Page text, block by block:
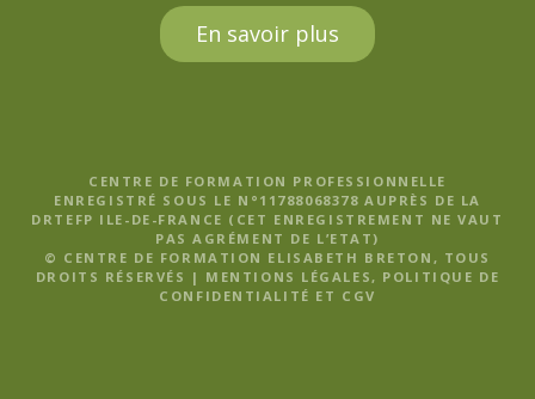
En savoir plus
CENTRE DE FORMATION PROFESSIONNELLE
ENREGISTRÉ SOUS LE N°11788068378 AUPRÈS DE LA
DRTEFP ILE-DE-FRANCE (CET ENREGISTREMENT NE VAUT
PAS AGRÉMENT DE L’ETAT)
© CENTRE DE FORMATION ELISABETH BRETON, TOUS
DROITS RÉSERVÉS | MENTIONS LÉGALES, POLITIQUE DE
CONFIDENTIALITÉ ET CGV